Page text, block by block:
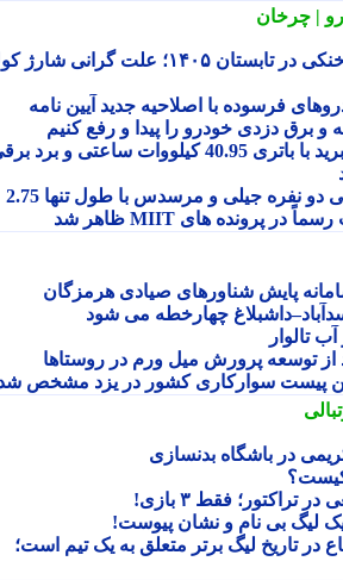
چرخان
۵ میلیون تومان بهای خنکی در تابستان ۱۴۰۵؛ علت گرانی شارژ کولر
با اصلاحیه جدید آیین نامه
دزدی خودرو را پیدا و رفع کنیم
نیسان NX7 پلاگین هیبرید با باتری 40.95 کیلووات ساعتی و برد برقی
Smart #2؛ میکرو-برقی دو نفره جیلی و مرسدس با طول تنها 2.75
پایش شناورهای صیادی هرمزگان
توسعه پرورش میل ورم در روستاها
سوارکاری کشور در یزد مشخص شد
باشگاه بدنسازی
فقط ۳ بازی!
بی نام و نشان پیوست!
تاریخ لیگ برتر متعلق به یک تیم است؛